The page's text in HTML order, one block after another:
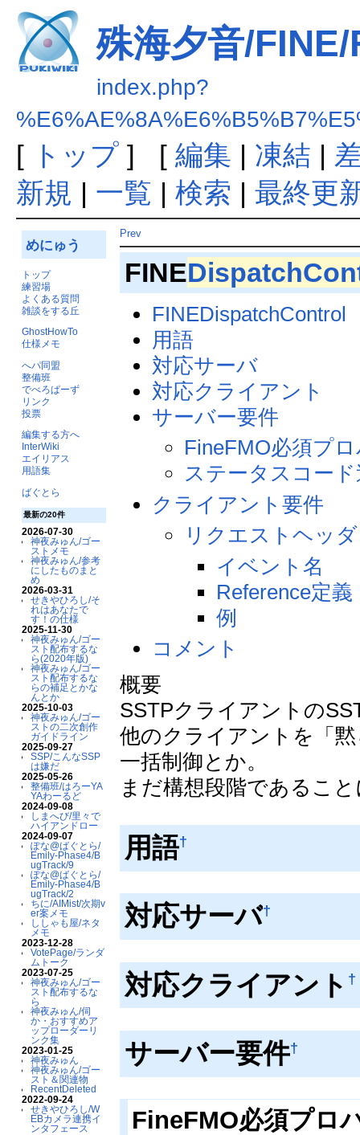
殊海夕音/
index.php?
[ トップ] [ 編集 | 凍結 |
新規 | 一覧 | 検索 | 最終更
めにゅう
トップ
練習場
よくある質問
雑談をする丘
GhostHowTo
仕様メモ
へパ同盟
整備班
でべろぱーず
リンク
投票
編集する方へ
InterWiki
エイリアス
用語集
ばぐとら
最新の20件
2026-07-30
神夜みゅん/ゴー
ストメモ
神夜みゅん/参考
にしたものまと
め
2026-03-31
せきやひろし/そ
れはあなたで
す！の仕様
2025-11-30
神夜みゅん/ゴー
スト配布するな
ら(2020年版)
神夜みゅん/ゴー
スト配布するな
らの補足とかな
んとか
2025-10-03
神夜みゅん/ゴー
ストの二次創作
ガイドライン
2025-09-27
SSP/こんなSSP
は嫌だ
2025-05-26
整備班/はろーYA
YAわーるど
2024-09-08
しまへび/里々で
ハイアンドロー
2024-09-07
ぽな@ばぐとら/
Emily-Phase4/B
ugTrack/9
ぽな@ばぐとら/
Emily-Phase4/B
ugTrack/2
ちに/AIMist/次期v
er案メモ
ししゃも屋/ネタ
メモ
2023-12-28
VotePage/ランダ
ムトーク
2023-07-25
神夜みゅん/ゴー
スト配布するな
ら
神夜みゅん/伺
か・おすすめア
ップローダーリ
ンク集
2023-01-25
神夜みゅん
神夜みゅん/ゴー
スト＆関連物
RecentDeleted
2022-09-24
せきやひろし/W
EBカメラ連携イ
ンタフェース
Prev
FINE
FINEDispatchControl
用語
対応サーバ
対応クライアント
サーバー要件
FineFMO必須プ
ステータスコー
クライアント要件
リクエストヘッダ
イベント名
Reference定義
例
コメント
概要
SSTPクライアントの
他のクライアントを「
一括制御とか。
まだ構想段階であるこ
用語†
対応サーバ†
対応クライアント †
サーバー要件†
FineFMO必須プロ